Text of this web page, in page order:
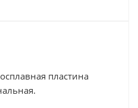
пластина